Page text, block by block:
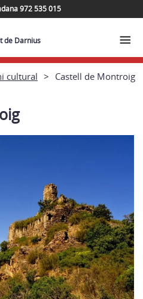
972 535 015
de Darnius
cultural Castell de Montroig